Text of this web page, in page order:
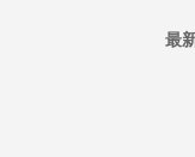
最